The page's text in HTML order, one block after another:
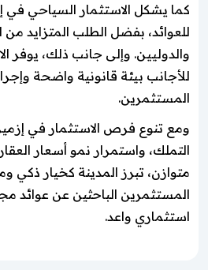
كما يشكل الاستثمار السياحي في
للعوائد، بفضل الطلب المتزايد من
والدوليين. وإلى جانب ذلك، يوفر
للأجانب بيئة قانونية واضحة
المستثمرين.
ومع تنوع فرص الاستثمار في
التملك، واستمرار نمو أسعار
متوازن، تبرز المدينة كخيار ذكي
المستثمرين الباحثين عن عوائد
استثماري واعد.